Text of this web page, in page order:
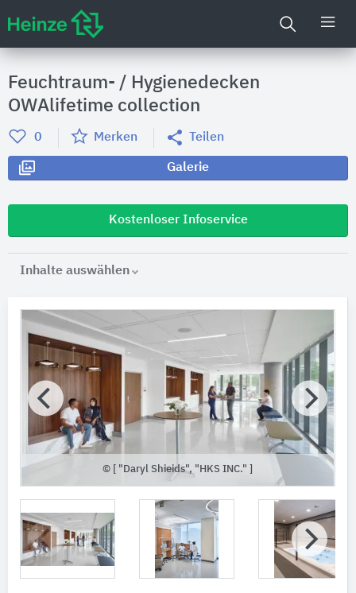
Feuchtraum- / Hygienedecken
OWAlifetime collection
0 Merken Teilen
Galerie
Kostenloser Infoservice
Inhalte auswählen
© [ "Daryl Shieids", "HKS INC." ]